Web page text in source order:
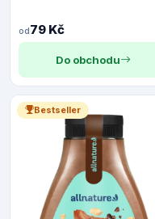
od79 Kč
Do obchodu
Bestseller